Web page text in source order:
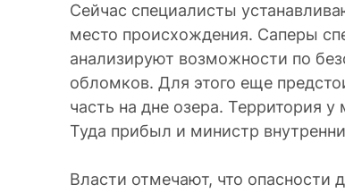
Сейчас специалисты
место происхождения. Саперы
анализируют возможности по
обломков. Для этого еще
часть на дне озера. Территория у
Туда прибыл и министр
Власти отмечают, что